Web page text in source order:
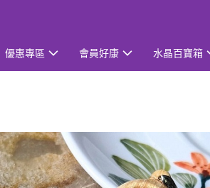
優惠專區 會員好康 水晶百寶箱